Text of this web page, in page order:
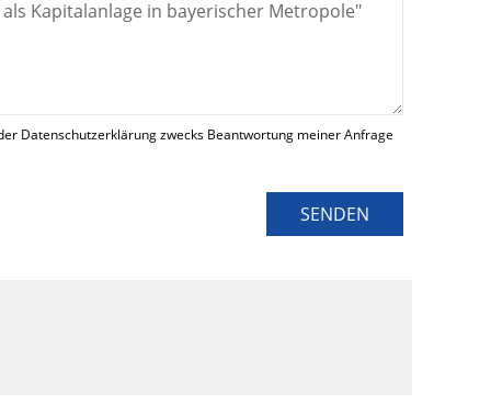
Datenschutzerklärung zwecks Beantwortung meiner Anfrage
SENDEN